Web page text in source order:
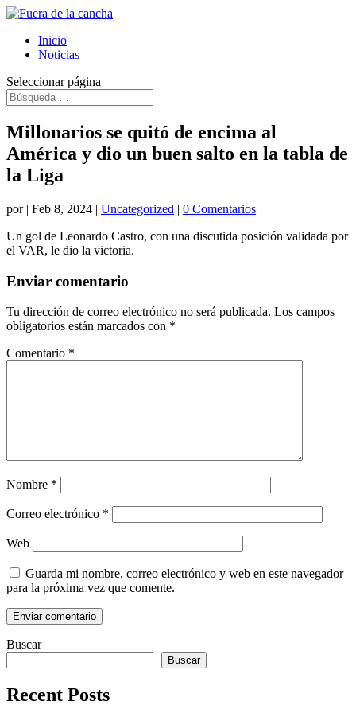
Inicio
Noticias
Seleccionar página
Millonarios se quitó de encima al
América y dio un buen salto en la tabla de
la Liga
por | Feb 8, 2024 | Uncategorized | 0 Comentarios
Un gol de Leonardo Castro, con una discutida posición validada por
el VAR, le dio la victoria.
Enviar comentario
Tu dirección de correo electrónico no será publicada. Los campos
obligatorios están marcados con *
Comentario *
Nombre *
Correo electrónico *
Web
Guarda mi nombre, correo electrónico y web en este navegador
para la próxima vez que comente.
Buscar
Buscar
Recent Posts